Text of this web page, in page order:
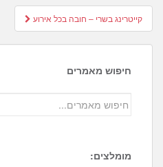
Post
navigation
קייטרינג בשרי – חובה בכל אירוע
חיפוש מאמרים
מומלצים: